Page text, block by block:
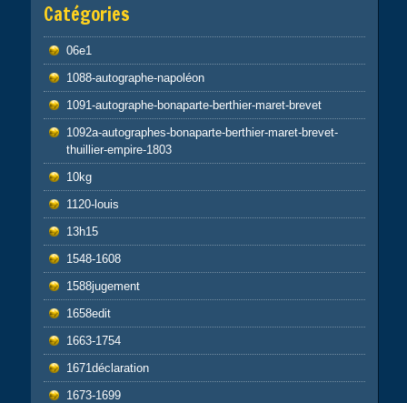
Catégories
06e1
1088-autographe-napoléon
1091-autographe-bonaparte-berthier-maret-brevet
1092a-autographes-bonaparte-berthier-maret-brevet-
thuillier-empire-1803
10kg
1120-louis
13h15
1548-1608
1588jugement
1658edit
1663-1754
1671déclaration
1673-1699